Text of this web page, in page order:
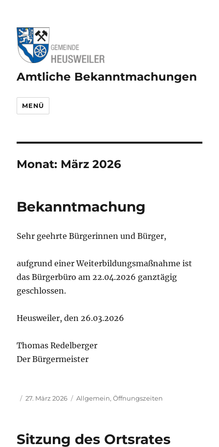
Amtliche Bekanntmachungen
MENÜ
Monat: März 2026
Bekanntmachung
Sehr geehrte Bürgerinnen und Bürger,
aufgrund einer Weiterbildungsmaßnahme ist
das Bürgerbüro am 22.04.2026 ganztägig
geschlossen.
Heusweiler, den 26.03.2026
Thomas Redelberger
Der Bürgermeister
AutorVeröffentlicht
27. März 2026 Kategorien
Allgemein,Öffnungszeiten
Sitzung des Ortsrates